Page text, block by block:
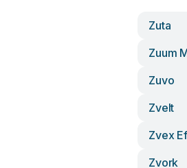
Zuta
Zuum
Zuvo
Zvelt
Zvex
Zvork